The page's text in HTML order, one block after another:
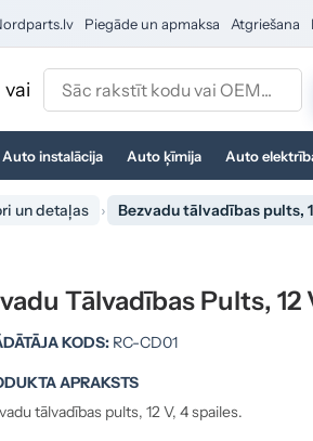
Piegāde un apmaksa Atgriešana
vai
Auto instalācija Auto ķīmija Auto
un detaļas Bezvadu tālvadības pults,
Tālvadības Pults, 12
KODS: RC-CD01
APRAKSTS
tālvadības pults, 12 V, 4 spailes.